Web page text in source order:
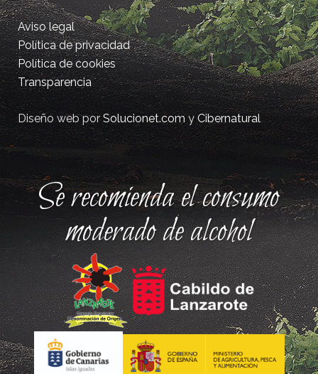
Aviso legal
Política de privacidad
Política de cookies
Transparencia
Diseño web porSolucionet.comyCibernatural
Se recomienda el consumo
moderado de alcohol